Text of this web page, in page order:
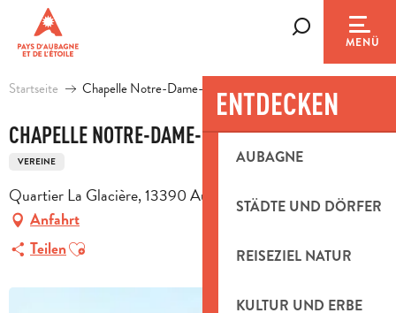
contenu
principal
MENÜ
ENTDECKEN
AUBAGNE
STÄDTE UND DÖRFER
REISEZIEL NATUR
KULTUR UND ERBE
Startseite Chapelle Notre-Dame-de-Bon-Voyage
CHAPELLE NOTRE-DAME-DE-BON-VOYAGE
VEREINE
Quartier La Glacière, 13390 Auriol
Anfahrt
TeilenAjouter aux favoris